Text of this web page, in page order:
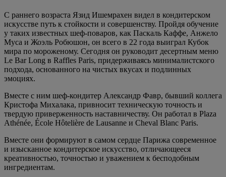
С раннего возраста Язид Ишемрахен видел в кондитерском
искусстве путь к стойкости и совершенству. Пройдя обучение
у таких известных шеф-поваров, как Паскаль Каффе, Анжело
Муса и Жоэль Робюшон, он всего в 22 года выиграл Кубок
мира по мороженому. Сегодня он руководит десертным меню
Le Bar Long в Raffles Paris, придерживаясь минималистского
подхода, основанного на чистых вкусах и подлинных
эмоциях.
Вместе с ним шеф-кондитер Александр Фавр, бывший коллега
Кристофа Михалака, привносит техническую точность и
твердую приверженность наставничеству. Он работал в Plaza
Athénée, École Hôtelière de Lausanne и Cheval Blanc Paris.
Вместе они формируют в самом сердце Парижа современное
и изысканное кондитерское искусство, отличающееся
креативностью, точностью и уважением к бесподобным
ингредиентам.